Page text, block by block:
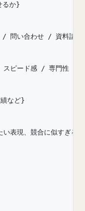
るか}
問い合わせ / 資料請求
ピード感 / 専門性 な
など}
い表現、競合に似すぎる